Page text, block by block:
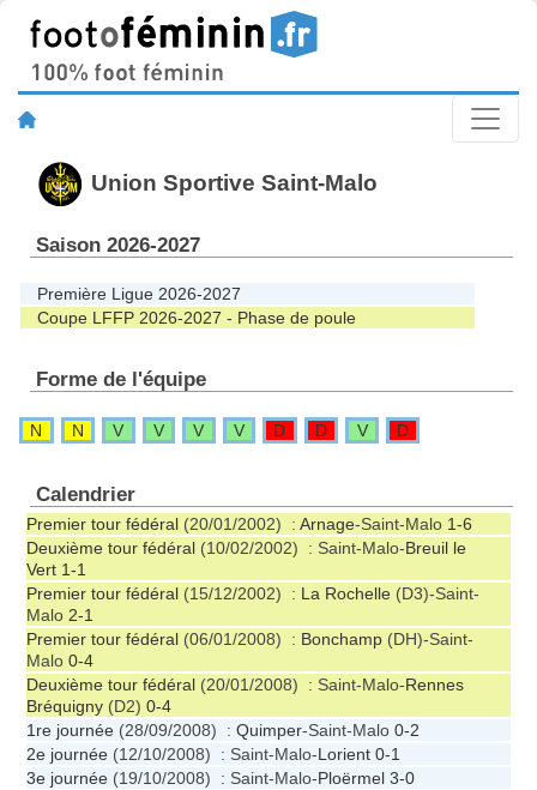
Union Sportive Saint-Malo
Saison 2026-2027
Première Ligue 2026-2027
Coupe LFFP 2026-2027 - Phase de poule
Forme de l'équipe
N N V V V V D D V D
Calendrier
Premier tour fédéral (20/01/2002) : Arnage-Saint-Malo 1-6
Deuxième tour fédéral (10/02/2002) : Saint-Malo-Breuil le
Vert 1-1
Premier tour fédéral (15/12/2002) : La Rochelle (D3)-Saint-
Malo 2-1
Premier tour fédéral (06/01/2008) : Bonchamp (DH)-Saint-
Malo 0-4
Deuxième tour fédéral (20/01/2008) : Saint-Malo-Rennes
Bréquigny (D2) 0-4
1re journée (28/09/2008) : Quimper-Saint-Malo 0-2
2e journée (12/10/2008) : Saint-Malo-Lorient 0-1
3e journée (19/10/2008) : Saint-Malo-Ploërmel 3-0